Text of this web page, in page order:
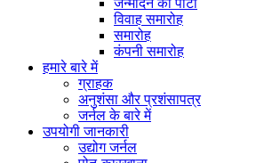
जन्मदिन की पार्टी
विवाह समारोह
समारोह
कंपनी समारोह
हमारे बारे में
ग्राहक
अनुशंसा और प्रशंसापत्र
जर्नल के बारे में
उपयोगी जानकारी
उद्योग जर्नल